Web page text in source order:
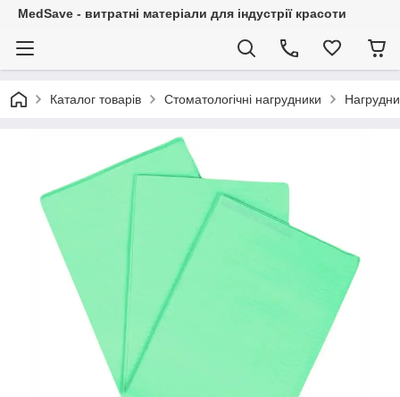
MedSave - витратні матеріали для індустрії красоти
Каталог товарів Стоматологічні нагрудники